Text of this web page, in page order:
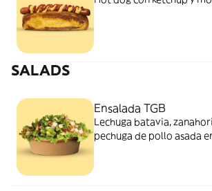
SALADS
Ensalada TGB
Lechuga batavia,
pechuga de pollo asada